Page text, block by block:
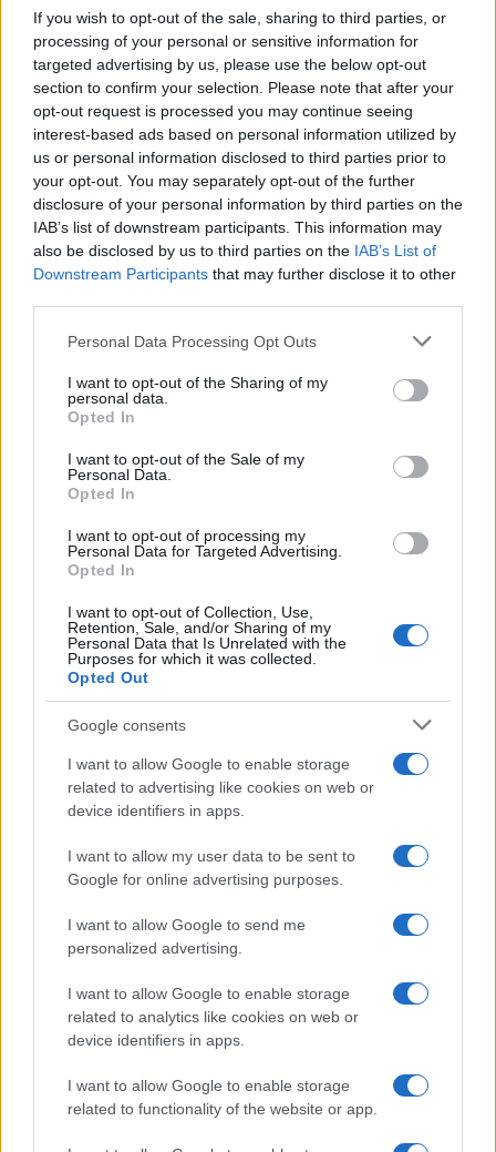
If you wish to opt-out of the sale, sharing to third parties, or
processing of your personal or sensitive information for
targeted advertising by us, please use the below opt-out
section to confirm your selection. Please note that after your
opt-out request is processed you may continue seeing
interest-based ads based on personal information utilized by
us or personal information disclosed to third parties prior to
your opt-out. You may separately opt-out of the further
disclosure of your personal information by third parties on the
IAB’s list of downstream participants. This information may
also be disclosed by us to third parties on the IAB’s List of
Downstream Participants that may further disclose it to other
Please note that this website/app uses one or more Google
not limited to your visit or usage behaviour. You may click to
grant or deny consent to Google and its third-party tags to
use your data for below specified purposes in below Google
consent section.
Personal Data Processing Opt Outs
I want to opt-out of the Sharing of my
personal data.
Opted In
I want to opt-out of the Sale of my
Personal Data.
Opted In
I want to opt-out of processing my
Personal Data for Targeted Advertising.
Opted In
I want to opt-out of Collection, Use,
Retention, Sale, and/or Sharing of my
Personal Data that Is Unrelated with the
Purposes for which it was collected.
Opted Out
Google consents
I want to allow Google to enable storage
related to advertising like cookies on web or
device identifiers in apps.
I want to allow my user data to be sent to
Google for online advertising purposes.
I want to allow Google to send me
personalized advertising.
I want to allow Google to enable storage
related to analytics like cookies on web or
device identifiers in apps.
I want to allow Google to enable storage
related to functionality of the website or app.
sezioneLogindal menù del sito o
cliccandoqui
TEMI:
Cala Spada Golfo Aranci
Comune Di Golfo Aranci
Lavori Golfo Aranci
Notizie in tempo reale?
Entra nel canale telegram di
GalluraOggi.it
Inviaci le tue segnalazioni,
i tuoi video e le tue foto
345 356 7512
daGoogle News
Condividi l'articolo
F
a
ce
b
o
o
k
T
w
it
te
r
Pi
n
te
re
st
W
h
at
s
A
p
p
S
a
re
Articolo precedente
Prossimo articolo
Ristorante distrutto dalle fiamme a La